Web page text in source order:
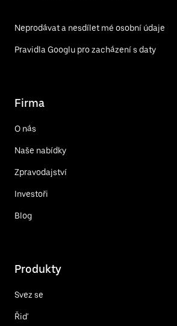
Neprodávat a nesdílet mé osobní údaje
Pravidla Googlu pro zacházení s daty
Firma
O nás
Naše nabídky
Zpravodajství
Investoři
Blog
Produkty
Svez se
Řiď